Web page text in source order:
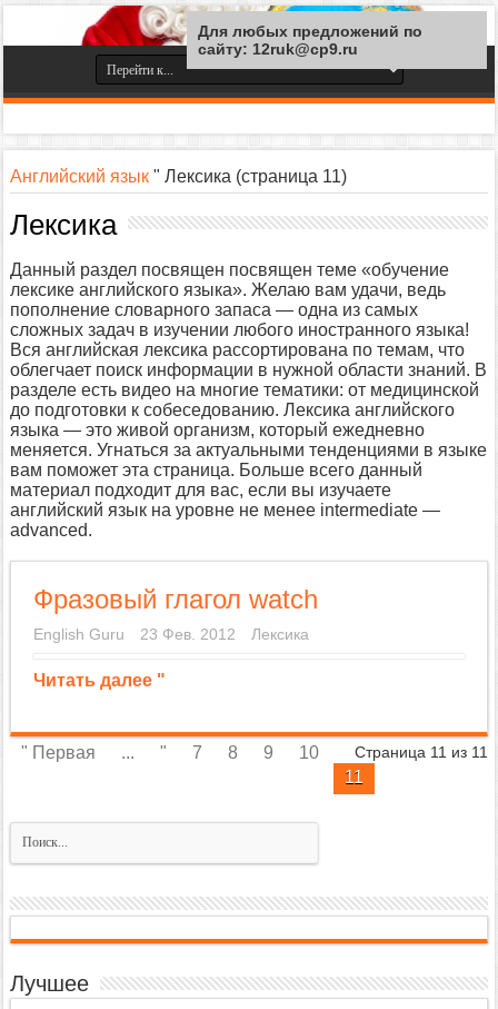
Английский язык " Лексика (страница 11)
Лексика
Данный раздел посвящен посвящен теме «обучение
лексике английского языка». Желаю вам удачи, ведь
пополнение словарного запаса — одна из самых
сложных задач в изучении любого иностранного языка!
Вся английская лексика рассортирована по темам, что
облегчает поиск информации в нужной области знаний. В
разделе есть видео на многие тематики: от медицинской
до подготовки к собеседованию. Лексика английского
языка — это живой организм, который ежедневно
меняется. Угнаться за актуальными тенденциями в языке
вам поможет эта страница. Больше всего данный
материал подходит для вас, если вы изучаете
английский язык на уровне не менее intermediate —
advanced.
Фразовый глагол watch
English Guru 23 Фев. 2012 Лексика
Читать далее "
Страница 11 из 11
" Первая ... " 7 8 9
10
11
Лучшее
Для любых предложений по
сайту: 12ruk@cp9.ru